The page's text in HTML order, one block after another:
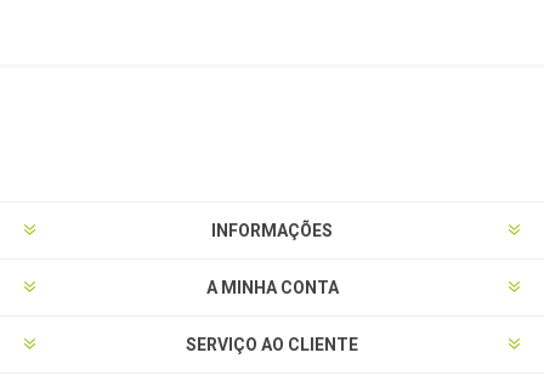
INFORMAÇÕES
A MINHA CONTA
SERVIÇO AO CLIENTE